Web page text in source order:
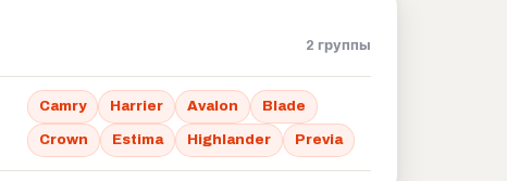
2 группы
Camry Harrier Avalon Blade
Crown Estima Highlander Previa